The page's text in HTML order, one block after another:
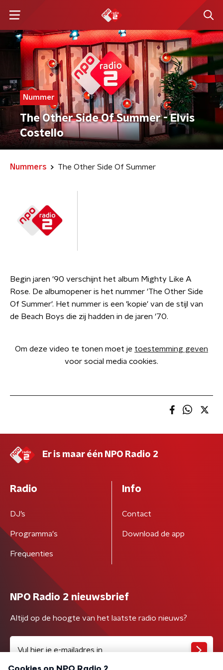
Nummer
The Other Side Of Summer - Elvis
Costello
Nummers The Other Side Of Summer
Begin jaren '90 verschijnt het album Mighty Like A
Rose. De albumopener is het nummer 'The Other Side
Of Summer'. Het nummer is een 'kopie' van de stijl van
de Beach Boys die zij hadden in de jaren '70.
Om deze video te tonen moet je toestemming geven
voor social media cookies.
Er is maar één NPO Radio 2
Radio
DJ’s
Programma's
Frequenties
Info
Contact
Download de app
NPO Radio 2 nieuwsbrief
Altijd op de hoogte van het laatste radio nieuws?